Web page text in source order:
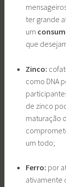
ter grande
um
que
Zinco:
como DNA
de zinco
maturação
um todo;
Ferro: por
ativamente